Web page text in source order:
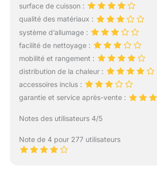
Structure : acier
Couleurs :
noir - Panneau
contrôle : silver -
monter (notice
Garantie 2 ans -
Livraison en 1
pas de porte,
d'immeuble
surface de cuisson :
qualité des matériaux :
système d’allumage :
facilité de nettoyage :
mobilité et rangement :
distribution de la chaleur :
accessoires inclus :
garantie et service après-vente :
Notes des utilisateurs 4/5
Note de 4 pour 277 utilisateurs